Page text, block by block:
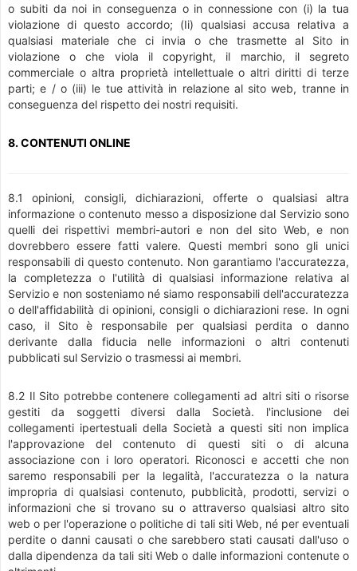
o subiti da noi in conseguenza o in connessione con (i) la tua
violazione di questo accordo; (Ii) qualsiasi accusa relativa a
qualsiasi materiale che ci invia o che trasmette al Sito in
violazione o che viola il copyright, il marchio, il segreto
commerciale o altra proprietà intellettuale o altri diritti di terze
parti; e / o (iii) le tue attività in relazione al sito web, tranne in
conseguenza del rispetto dei nostri requisiti.
8. CONTENUTI ONLINE
8.1 opinioni, consigli, dichiarazioni, offerte o qualsiasi altra
informazione o contenuto messo a disposizione dal Servizio sono
quelli dei rispettivi membri-autori e non del sito Web, e non
dovrebbero essere fatti valere. Questi membri sono gli unici
responsabili di questo contenuto. Non garantiamo l'accuratezza,
la completezza o l'utilità di qualsiasi informazione relativa al
Servizio e non sosteniamo né siamo responsabili dell'accuratezza
o dell'affidabilità di opinioni, consigli o dichiarazioni rese. In ogni
caso, il Sito è responsabile per qualsiasi perdita o danno
derivante dalla fiducia nelle informazioni o altri contenuti
pubblicati sul Servizio o trasmessi ai membri.
8.2 Il Sito potrebbe contenere collegamenti ad altri siti o risorse
gestiti da soggetti diversi dalla Società. l'inclusione dei
collegamenti ipertestuali della Società a questi siti non implica
l'approvazione del contenuto di questi siti o di alcuna
associazione con i loro operatori. Riconosci e accetti che non
saremo responsabili per la legalità, l'accuratezza o la natura
impropria di qualsiasi contenuto, pubblicità, prodotti, servizi o
informazioni che si trovano su o attraverso qualsiasi altro sito
web o per l'operazione o politiche di tali siti Web, né per eventuali
perdite o danni causati o che sarebbero stati causati dall'uso o
dalla dipendenza da tali siti Web o dalle informazioni contenute o